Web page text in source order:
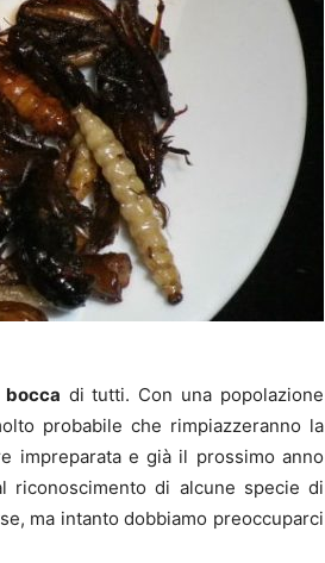
bocca di tutti. Con una popolazione
probabile che rimpiazzeranno la
impreparata e già il prossimo anno
riconoscimento di alcune specie di
ma intanto dobbiamo preoccuparci